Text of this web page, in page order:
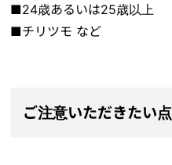
■24歳あるいは25歳以上
■チリツモ など
ご注意いただきたい点